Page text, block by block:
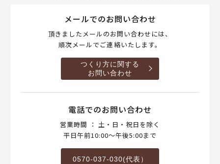
メールでのお問い合わせ
頂きましたメールのお問い合わせには、
順次メールでご連絡いたします。
つくり方に関する
お問い合わせ
電話でのお問い合わせ
営業時間 ： 土・日・祝日を除く
平日午前10:00～午後5:00まで
0570-037-030(代表）